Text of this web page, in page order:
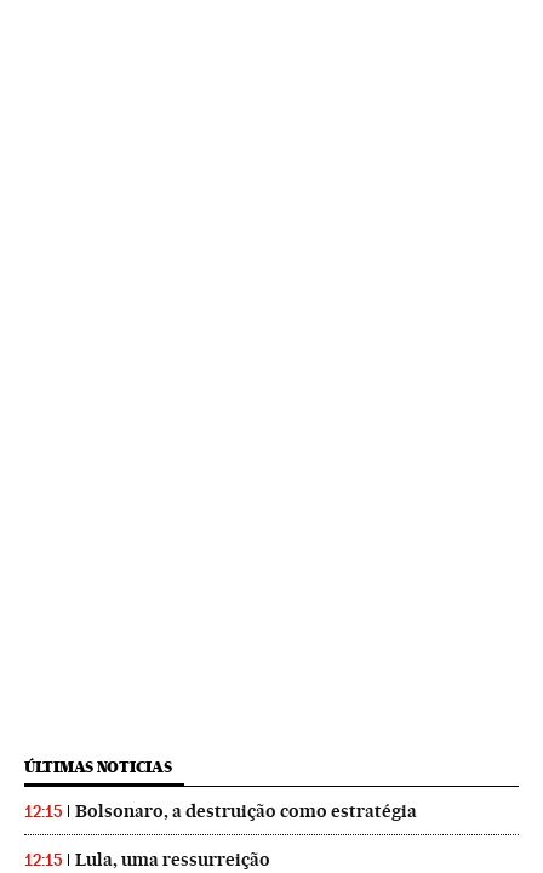
ÚLTIMAS NOTICIAS
12:15 Bolsonaro, a destruição como estratégia
12:15 Lula, uma ressurreição